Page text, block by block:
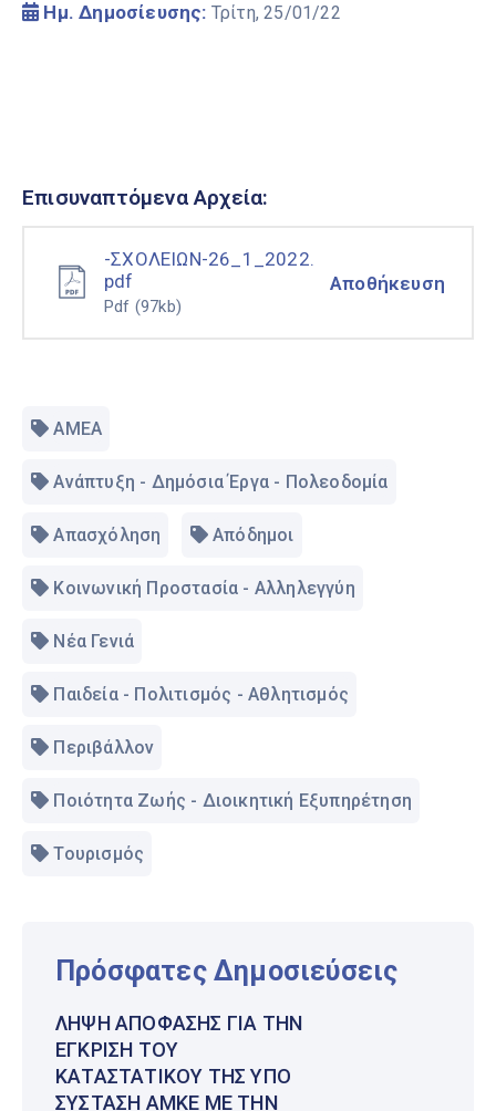
Ημ. Δημοσίευσης: Τρίτη, 25/01/22
Επισυναπτόμενα Αρχεία:
-ΣΧΟΛΕΙΩΝ-26_1_2022.
pdf
Pdf (97kb)
Αποθήκευση
ΑΜΕΑ
Ανάπτυξη - Δημόσια Έργα - Πολεοδομία
Απασχόληση Απόδημοι
Κοινωνική Προστασία - Αλληλεγγύη
Νέα Γενιά
Παιδεία - Πολιτισμός - Αθλητισμός
Περιβάλλον
Ποιότητα Ζωής - Διοικητική Εξυπηρέτηση
Τουρισμός
Πρόσφατες Δημοσιεύσεις
ΛΉΨΗ ΑΠΌΦΑΣΗΣ ΓΙΑ ΤΗΝ
ΈΓΚΡΙΣΗ ΤΟΥ
ΚΑΤΑΣΤΑΤΙΚΟΎ ΤΗΣ ΥΠΌ
ΣΎΣΤΑΣΗ ΑΜΚΕ ΜΕ ΤΗΝ